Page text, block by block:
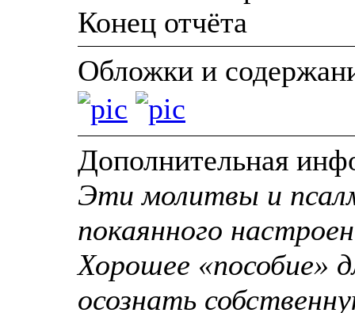
Конец отчёта
Обложки и
Дополнительная
Эти молитвы и
покаянного
Хорошее «пособие»
осознать